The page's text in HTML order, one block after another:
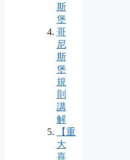
斯
堡
哥
尼
斯
堡
規
則
講
解
【重
大
喜